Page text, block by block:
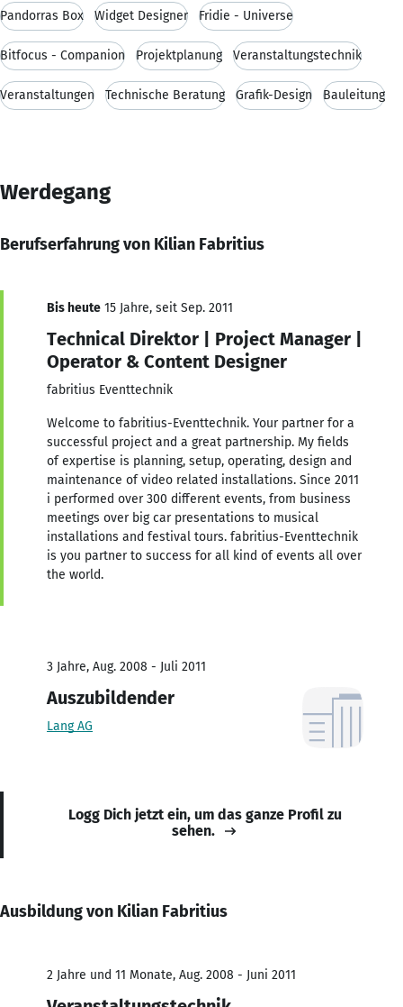
Pandorras Box Widget Designer Fridie - Universe
Bitfocus - Companion Projektplanung Veranstaltungstechnik
Veranstaltungen Technische Beratung Grafik-Design Bauleitung
Werdegang
Berufserfahrung von Kilian Fabritius
Bis heute 15 Jahre, seit Sep. 2011
Technical Direktor | Project Manager |
Operator & Content Designer
fabritius Eventtechnik
Welcome to fabritius-Eventtechnik. Your partner for a
successful project and a great partnership. My fields
of expertise is planning, setup, operating, design and
maintenance of video related installations. Since 2011
i performed over 300 different events, from business
meetings over big car presentations to musical
installations and festival tours. fabritius-Eventtechnik
is you partner to success for all kind of events all over
the world.
3 Jahre, Aug. 2008 - Juli 2011
Auszubildender
Lang AG
Logg Dich jetzt ein, um das ganze Profil zu
sehen.
Ausbildung von Kilian Fabritius
2 Jahre und 11 Monate, Aug. 2008 - Juni 2011